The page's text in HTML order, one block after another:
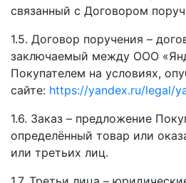
связанный с Договором
1.5. Договор поручения –
заключаемый между ООО
Покупателем на условиях,
сайте: https://yandex.ru/legal/
1.6. Заказ – предложение
определённый товар или
или третьих лиц.